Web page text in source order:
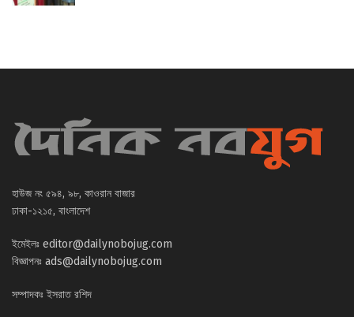
হাউজ নং ৫৯৪, ৯৮, কাওরান বাজার
ঢাকা-১২১৫, বাংলাদেশ
ইমেইলঃ editor@dailynobojug.com
বিজ্ঞাপনঃ ads@dailynobojug.com
সম্পাদকঃ ইসরাত রশিদ